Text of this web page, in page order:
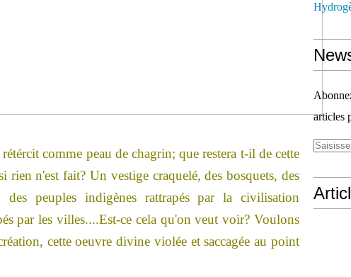
comme peau de chagrin; que restera t-il de cette
rien n'est fait? Un vestige craquelé, des bosquets, des
peuples indigènes rattrapés par la civilisation
par les villes....Est-ce cela qu'on veut voir? Voulons
cette oeuvre divine violée et saccagée au point
articles